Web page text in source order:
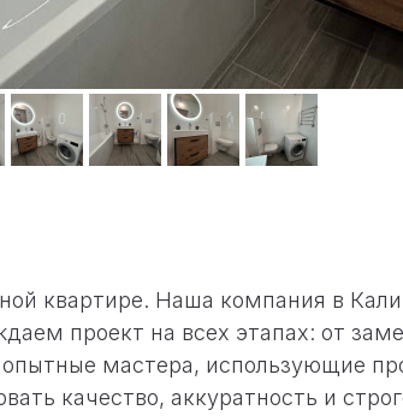
квартире. Наша компания в
проект на всех этапах: от
мастера, использующие
качество, аккуратность и